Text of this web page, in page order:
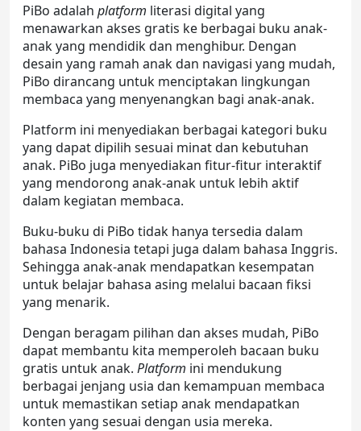
PiBo adalah platform literasi digital yang
menawarkan akses gratis ke berbagai buku anak-
anak yang mendidik dan menghibur. Dengan
desain yang ramah anak dan navigasi yang mudah,
PiBo dirancang untuk menciptakan lingkungan
membaca yang menyenangkan bagi anak-anak.
Platform ini menyediakan berbagai kategori buku
yang dapat dipilih sesuai minat dan kebutuhan
anak. PiBo juga menyediakan fitur-fitur interaktif
yang mendorong anak-anak untuk lebih aktif
dalam kegiatan membaca.
Buku-buku di PiBo tidak hanya tersedia dalam
bahasa Indonesia tetapi juga dalam bahasa Inggris.
Sehingga anak-anak mendapatkan kesempatan
untuk belajar bahasa asing melalui bacaan fiksi
yang menarik.
Dengan beragam pilihan dan akses mudah, PiBo
dapat membantu kita memperoleh bacaan buku
gratis untuk anak. Platform ini mendukung
berbagai jenjang usia dan kemampuan membaca
untuk memastikan setiap anak mendapatkan
konten yang sesuai dengan usia mereka.